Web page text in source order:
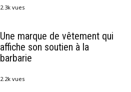
2.3k vues
Une marque de vêtement qui
affiche son soutien à la
barbarie
2.2k vues